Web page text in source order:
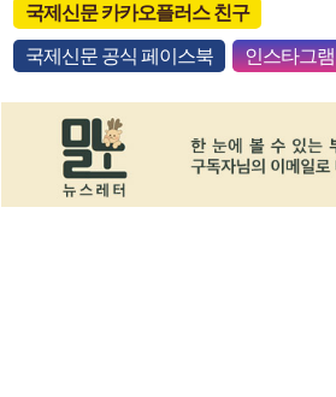
국제신문 카카오플러스 친구
국제신문 공식 페이스북 인스타그램